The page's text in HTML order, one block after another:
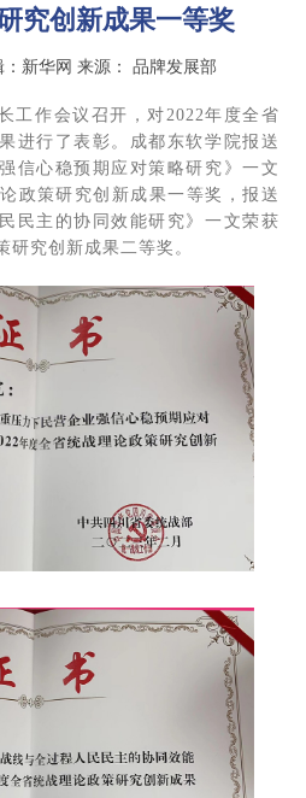
究创新成果一等奖
：新华网 来源： 品牌发展部
工作会议召开，对2022年度全省
进行了表彰。成都东软学院报送
信心稳预期应对策略研究》一文
政策研究创新成果一等奖，报送
民主的协同效能研究》一文荣获
研究创新成果二等奖。